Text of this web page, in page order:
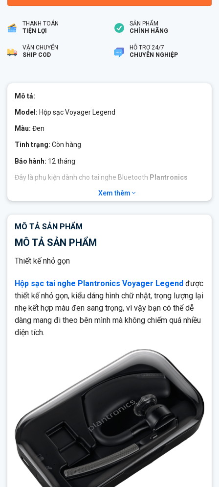
THANH TOÁN
TIỆN LỢI
SẢN PHẨM
CHÍNH HÃNG
VẬN CHUYỂN
SHIP COD
HỖ TRỢ 24/7
CHUYÊN NGHIỆP
Mô tả:
Model: Hộp sạc Voyager Legend
Màu: Đen
Tình trạng: Còn hàng
Bảo hành: 12 tháng
Đây là phụ kiện dành cho tai nghe Bluetooth Plantronics
Xem thêm
MÔ TẢ SẢN PHẨM
MÔ TẢ SẢN PHẨM
Thiết kế nhỏ gọn
Hộp sạc tai nghe Plantronics Voyager Legend được
thiết kế nhỏ gọn, kiểu dáng hình chữ nhật, trọng lượng lại
nhẹ kết hợp màu đen sang trọng, vì vậy bạn có thể dễ
dàng mang đi theo bên mình mà không chiếm quá nhiều
diện tích.